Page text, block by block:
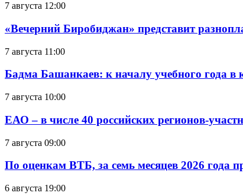
7 августа 12:00
«Вечерний Биробиджан» представит
7 августа 11:00
Бадма Башанкаев: к началу учебного года
7 августа 10:00
ЕАО – в числе 40 российских регионов-
7 августа 09:00
По оценкам ВТБ, за семь месяцев 2026 года
6 августа 19:00